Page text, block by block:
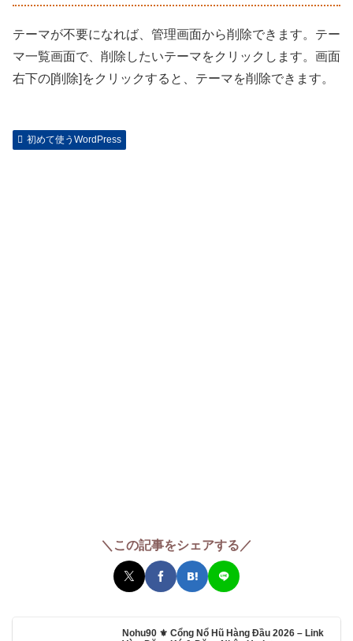
テーマが不要になれば、管理画面から削除できます。テー
マ一覧画面で、削除したいテーマをクリックします。画面
右下の[削除]をクリックすると、テーマを削除できます。
初めて使うWordPress
＼この記事をシェアする／
Nohu90 ⚜️ Cổng Nổ Hũ Hàng Đầu 2026 – Link